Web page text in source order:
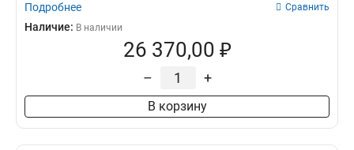
Подробнее Сравнить
Наличие: В наличии
26 370,00 ₽
– +
В корзину